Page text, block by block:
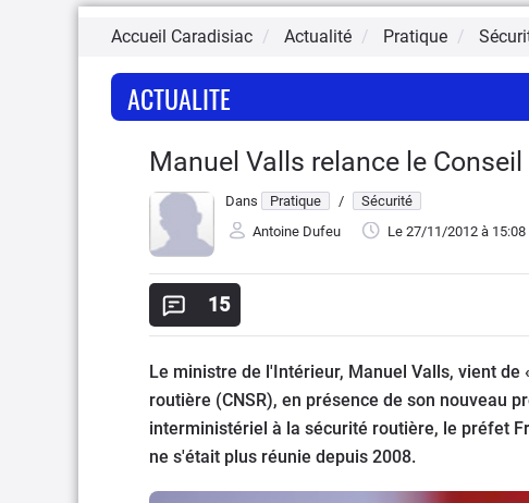
Accueil Caradisiac Actualité Pratique
ACTUALITE
Manuel Valls relance le
Dans Pratique /
Sécurité
Antoine Dufeu
Le 27/11/2012 à 15:08
15
Le ministre de l'Intérieur, Manuel Valls, vient
routière (CNSR), en présence de son nouveau
interministériel à la sécurité routière, le préfet
ne s'était plus réunie depuis 2008.